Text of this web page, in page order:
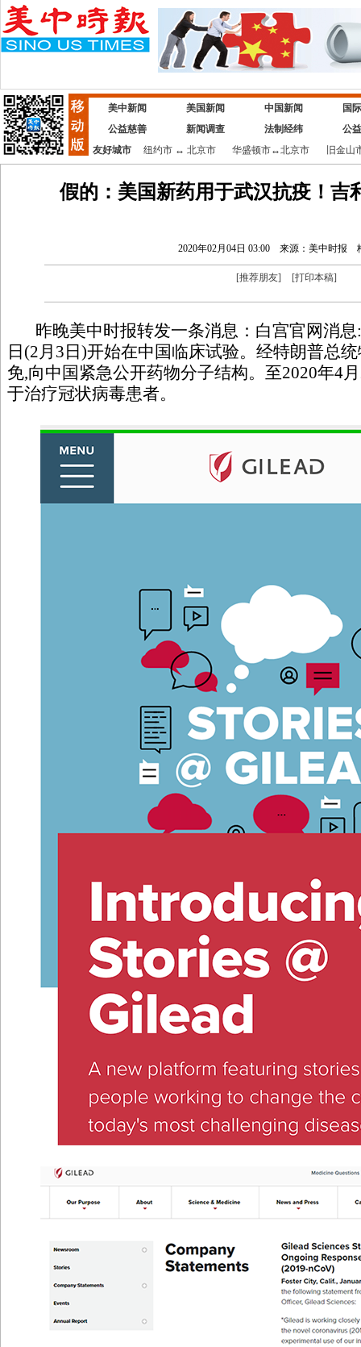
美中新闻 美国新闻 中国新闻
国
公益慈善
新闻调查 法制经纬
公
友好城市
纽约市↔ 北京市 华盛顿市↔北京市 旧金山
假的：美国新药用于武汉抗疫！吉
2020年02月04日 03:00 来源：美中时报
[推荐朋友] [打印本稿]
昨晚美中时报转发一条消息：白宫官网消息
日(2月3日)开始在中国临床试验。经特朗普总
免,向中国紧急公开药物分子结构。至2020年4
于治疗冠状病毒患者。